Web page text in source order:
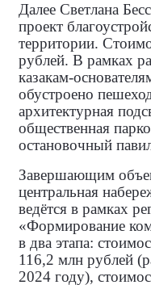
Далее Светлана
проект
территории.
рублей. В рамках
обустроено
архитектурная
общественная
остановочный
Завершающим
центральная
ведётся в рамках
«Формирование
в два этапа:
116,2 млн рублей
2024 году),